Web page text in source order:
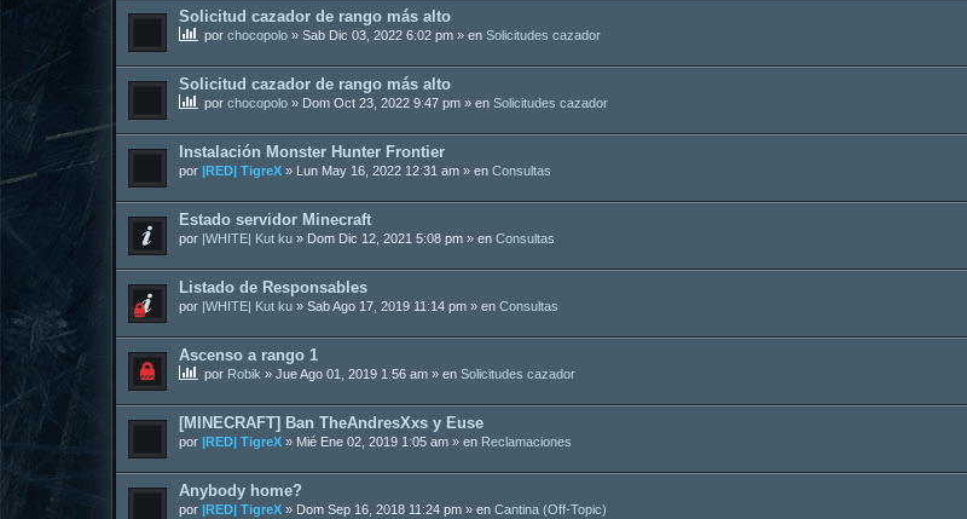
Solicitud cazador de rango más alto
por chocopolo » Sab Dic 03, 2022 6:02 pm » en Solicitudes cazador
Solicitud cazador de rango más alto
por chocopolo » Dom Oct 23, 2022 9:47 pm » en Solicitudes cazador
Instalación Monster Hunter Frontier
por |RED| TigreX » Lun May 16, 2022 12:31 am » en Consultas
Estado servidor Minecraft
por |WHITE| Kut ku » Dom Dic 12, 2021 5:08 pm » en Consultas
Listado de Responsables
por |WHITE| Kut ku » Sab Ago 17, 2019 11:14 pm » en Consultas
Ascenso a rango 1
por Robik » Jue Ago 01, 2019 1:56 am » en Solicitudes cazador
[MINECRAFT] Ban TheAndresXxs y Euse
por |RED| TigreX » Mié Ene 02, 2019 1:05 am » en Reclamaciones
Anybody home?
por |RED| TigreX » Dom Sep 16, 2018 11:24 pm » en Cantina (Off-Topic)